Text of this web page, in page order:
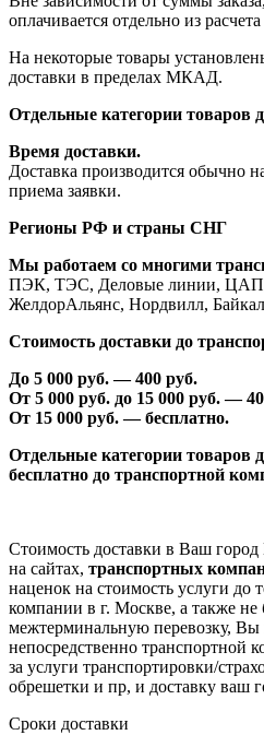
оплачивается отдельно из расчета
На некоторые товары
доставки в пределах МКАД.
Отдельные категории товаров
Время доставки.
Доставка производится обычно
приема заявки.
Регионы РФ и страны СНГ
Мы работаем со многими
ПЭК, ТЭС, Деловые линии, ЦАП,
ЖелдорАльянс, Нордвилл,
Стоимость доставки до
До 5 000 руб. —400 руб.
От 5 000 руб. до 15 000 руб. —40
От 15 000 руб. — бесплатно.
Отдельные категории товаров
бесплатно до транспортной
Стоимость доставки в Ваш
на сайтах, транспортных
наценок на стоимость услуги до
компании в г. Москве, а также не
межтерминальную перевозку, Вы
непосредственно транспортной
за услуги транспортировки/
обрешетки и пр, и доставку ваш
Сроки доставки